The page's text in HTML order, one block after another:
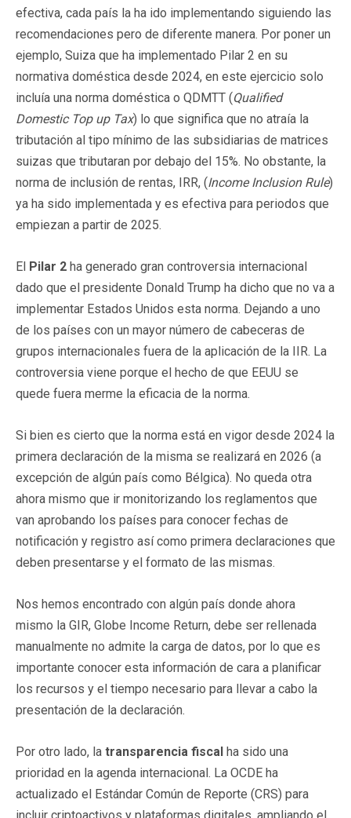
efectiva, cada país la ha ido implementando siguiendo las
recomendaciones pero de diferente manera. Por poner un
ejemplo, Suiza que ha implementado Pilar 2 en su
normativa doméstica desde 2024, en este ejercicio solo
incluía una norma doméstica o QDMTT (Qualified
Domestic Top up Tax) lo que significa que no atraía la
tributación al tipo mínimo de las subsidiarias de matrices
suizas que tributaran por debajo del 15%. No obstante, la
norma de inclusión de rentas, IRR, (Income Inclusion Rule)
ya ha sido implementada y es efectiva para periodos que
empiezan a partir de 2025.
El Pilar 2 ha generado gran controversia internacional
dado que el presidente Donald Trump ha dicho que no va a
implementar Estados Unidos esta norma. Dejando a uno
de los países con un mayor número de cabeceras de
grupos internacionales fuera de la aplicación de la IIR. La
controversia viene porque el hecho de que EEUU se
quede fuera merme la eficacia de la norma.
Si bien es cierto que la norma está en vigor desde 2024 la
primera declaración de la misma se realizará en 2026 (a
excepción de algún país como Bélgica). No queda otra
ahora mismo que ir monitorizando los reglamentos que
van aprobando los países para conocer fechas de
notificación y registro así como primera declaraciones que
deben presentarse y el formato de las mismas.
Nos hemos encontrado con algún país donde ahora
mismo la GIR, Globe Income Return, debe ser rellenada
manualmente no admite la carga de datos, por lo que es
importante conocer esta información de cara a planificar
los recursos y el tiempo necesario para llevar a cabo la
presentación de la declaración.
Por otro lado, la transparencia fiscal ha sido una
prioridad en la agenda internacional. La OCDE ha
actualizado el Estándar Común de Reporte (CRS) para
incluir criptoactivos y plataformas digitales, ampliando el